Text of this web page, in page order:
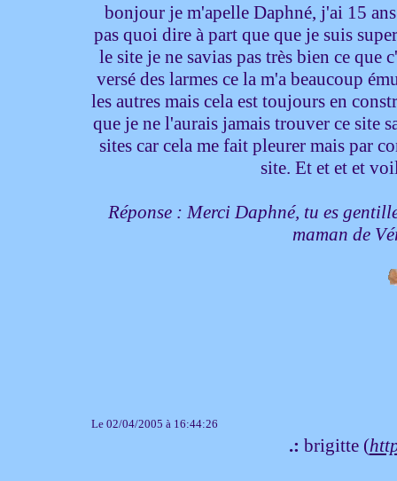
bonjour je m'apelle Daphné, j'ai 15
pas quoi dire à part que que je suis
le site je ne savias pas très bien ce
versé des larmes ce la m'a beaucoup
les autres mais cela est toujours en
que je ne l'aurais jamais trouver ce site
sites car cela me fait pleurer mais par
site. Et et et et
Réponse : Merci Daphné, tu es
maman de
Le 02/04/2005 à 16:44:26
.: brigitte (